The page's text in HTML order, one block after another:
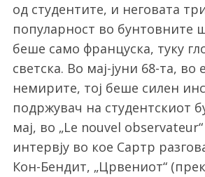
од студентите, и неговата
популарност во бунтовните
беше само француска, туку
светска. Во мај-јуни 68-та, во
немирите, тој беше силен
подржувач на студентскиот
мај, во „Le nouvel
интервју во кое Сартр
Кон-Бендит, „Црвениот“